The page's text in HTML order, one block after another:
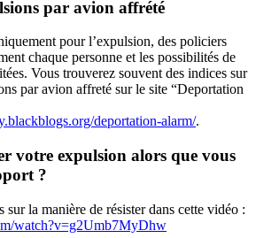
par avion affrété
pour l’expulsion, des policiers
chaque personne et les possibilités de
Vous trouverez souvent des indices sur
par avion affreté sur le site “Deportation
deportation-alarm/.
votre expulsion alors que vous
?
sur la manière de résister dans cette vidéo :
watch?v=g2Umb7MyDhw